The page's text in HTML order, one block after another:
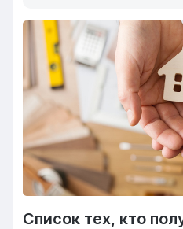
Список тех, кто